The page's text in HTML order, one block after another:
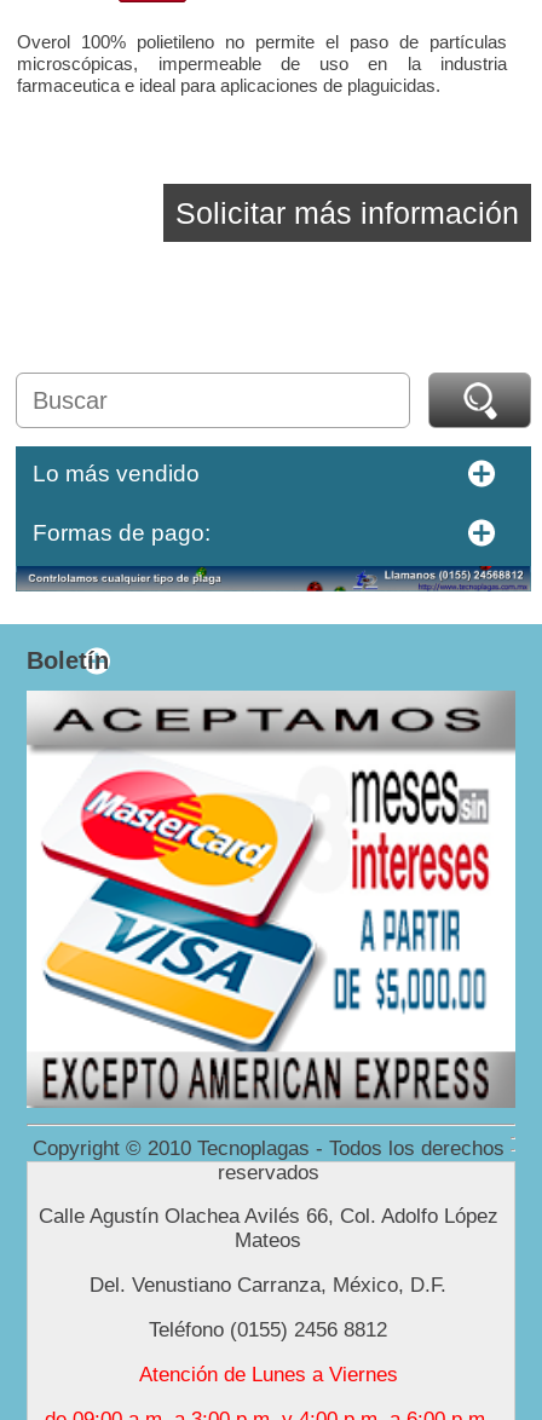
Overol 100% polietileno no permite el paso de partículas
microscópicas, impermeable de uso en la industria
farmaceutica e ideal para aplicaciones de plaguicidas.
Solicitar más información
Lo más vendido
Formas de pago:
Boletín
Copyright © 2010 Tecnoplagas - Todos los derechos
reservados
Calle Agustín Olachea Avilés 66, Col. Adolfo López
Mateos
Del. Venustiano Carranza, México, D.F.
Teléfono (0155) 2456 8812
Atención de Lunes a Viernes